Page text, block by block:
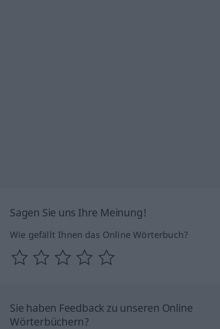
Sagen Sie uns Ihre Meinung!
Wie gefällt Ihnen das Online Wörterbuch?
Sie haben Feedback zu unseren Online
Wörterbüchern?